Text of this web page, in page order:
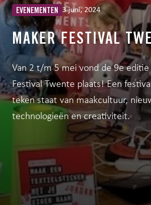
EVENEMENTEN 3 juni, 2024
MAKER FESTIVAL
Van 2 t/m 5 mei vond de 9e
Festival Twente plaats! Een
teken staat van maakcultuur,
technologieën en creativiteit.